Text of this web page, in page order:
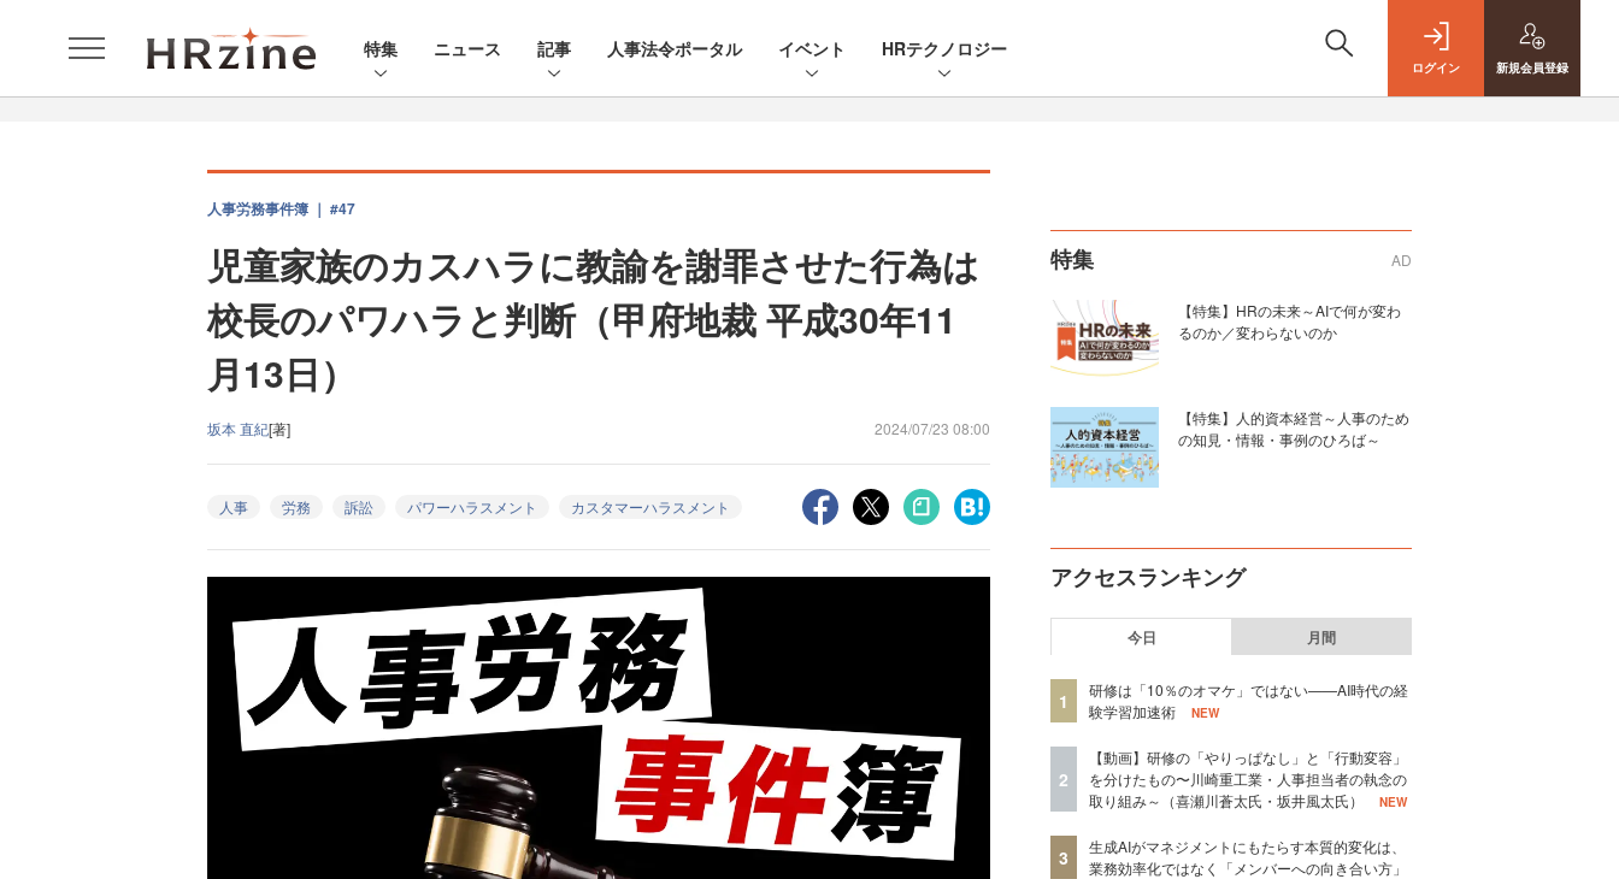
特集 ニュース 記事 人事法令ポータル イベント HRテクノロジー
ログイン 新規会員登録
人事労務事件簿 ｜ #47
児童家族のカスハラに教諭を謝罪させた行為は
校長のパワハラと判断（甲府地裁 平成30年11
月13日）
坂本 直紀[著] 2024/07/23 08:00
人事 労務 訴訟 パワーハラスメント カスタマーハラスメント
特集 AD
【特集】HRの未来～AIで何が変わ
るのか／変わらないのか
【特集】人的資本経営～人事のため
の知見・情報・事例のひろば～
アクセスランキング
今日 月間
1
研修は「10％のオマケ」ではない——AI時代の経
験学習加速術
NEW
2
【動画】研修の「やりっぱなし」と「行動変容」
を分けたもの〜川崎重工業・人事担当者の執念の
取り組み～（喜瀬川蒼太氏・坂井風太氏）
NEW
3
生成AIがマネジメントにもたらす本質的変化は、
業務効率化ではなく「メンバーへの向き合い方」